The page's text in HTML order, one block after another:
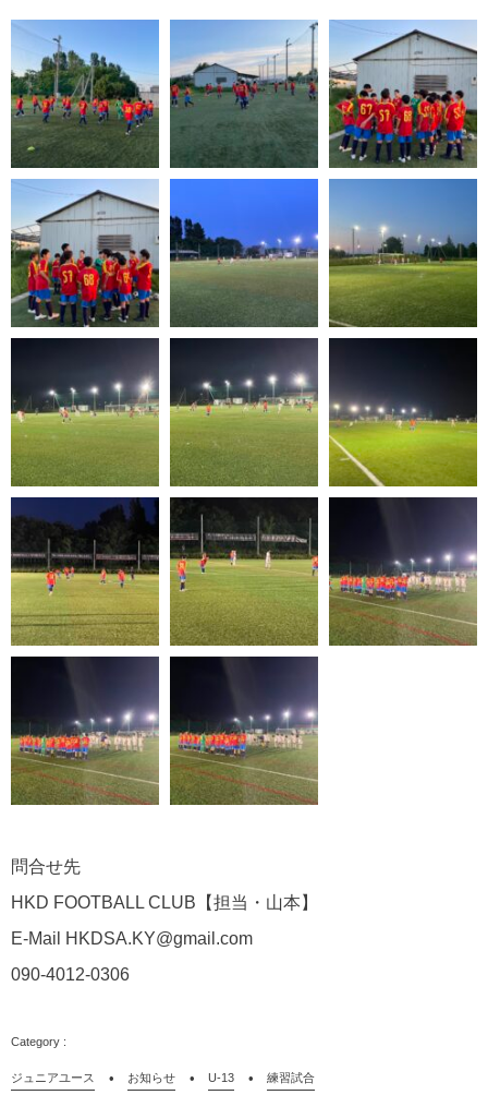
問合せ先
HKD FOOTBALL CLUB 【担当・山本】
E-Mail HKDSA.KY@gmail.com
090-4012-0306
ジュニアユース お知らせ U-13 練習試合